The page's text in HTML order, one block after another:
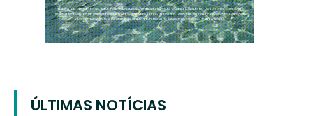
ÚLTIMAS NOTÍCIAS